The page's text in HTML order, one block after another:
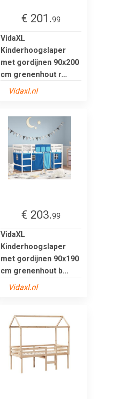
€ 201.99
VidaXL
Kinderhoogslaper
met gordijnen 90x200
cm grenenhout r...
Vidaxl.nl
€ 203.99
VidaXL
Kinderhoogslaper
met gordijnen 90x190
cm grenenhout b...
Vidaxl.nl